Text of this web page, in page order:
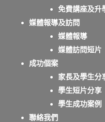
免費講座及升
媒體報導及訪問
媒體報導
媒體訪問短片
成功個案
家長及學生分
學生短片分享
學生成功案例
聯絡我們